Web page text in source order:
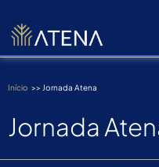
para
conteúdo
Início >> Jornada Atena
Jornada